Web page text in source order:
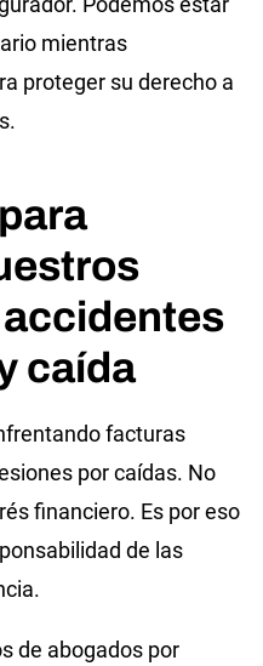
mientras
proteger su derecho a
caída
facturas
por caídas. No
financiero. Es por eso
de las
de abogados por